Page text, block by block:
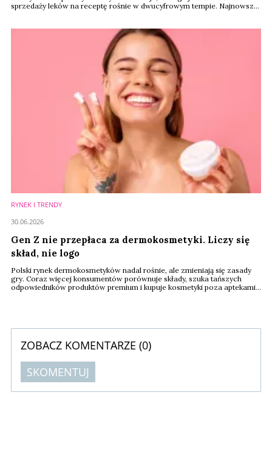
sprzedaży leków na receptę rośnie w dwucyfrowym tempie. Najnowsze
aptek nadal się kurczy. Dla rynku dermokosmetyków i produktów health
& beauty oznacza to dalszy ...
RYNEK I TRENDY
Gen Z nie przepłaca za dermokosmetyki. Liczy się
skład, nie logo
Polski rynek dermokosmetyków nadal rośnie, ale zmieniają się zasady
gry. Coraz więcej konsumentów porównuje składy, szuka tańszych
odpowiedników produktów premium i kupuje kosmetyki poza aptekami.
30.06.2026
ZOBACZ KOMENTARZE (0)
SKOMENTUJ